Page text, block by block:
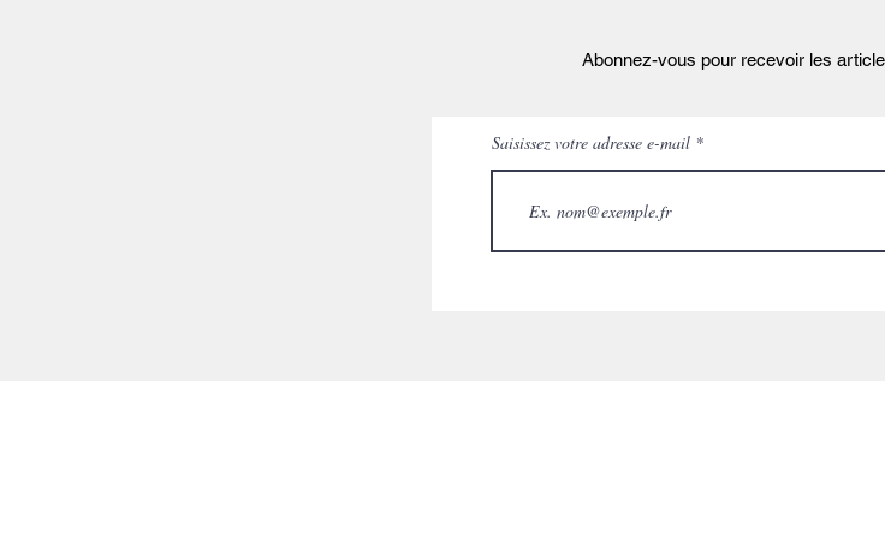
Abonnez-vous pour recevoir les
Saisissez votre adresse e-mail